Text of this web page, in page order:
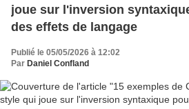
joue sur l'inversion
des effets de langage
Publié le 05/05/2026 à 12:02
Par Daniel Confland